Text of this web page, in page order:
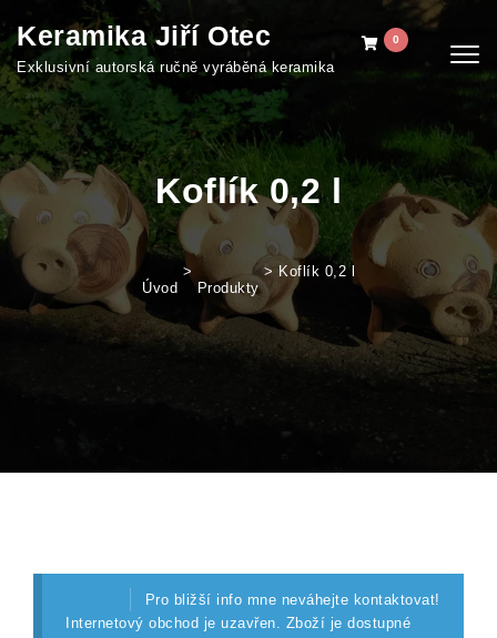
Skip to content
Keramika Jiří Otec
Exklusivní autorská ručně vyráběná keramika
0
Koflík 0,2 l
Úvod
>
Produkty
> Koflík 0,2 l
Pro bližší info mne neváhejte kontaktovat!
Internetový obchod je uzavřen. Zboží je dostupné